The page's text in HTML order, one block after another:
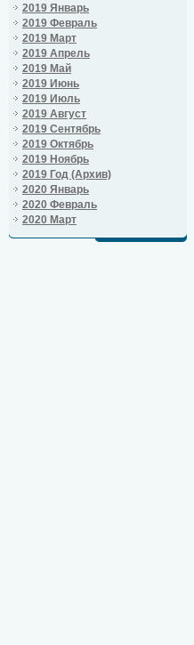
2019 Январь
2019 Февраль
2019 Март
2019 Апрель
2019 Май
2019 Июнь
2019 Июль
2019 Август
2019 Сентябрь
2019 Октябрь
2019 Ноябрь
2019 Год (Архив)
2020 Январь
2020 Февраль
2020 Март